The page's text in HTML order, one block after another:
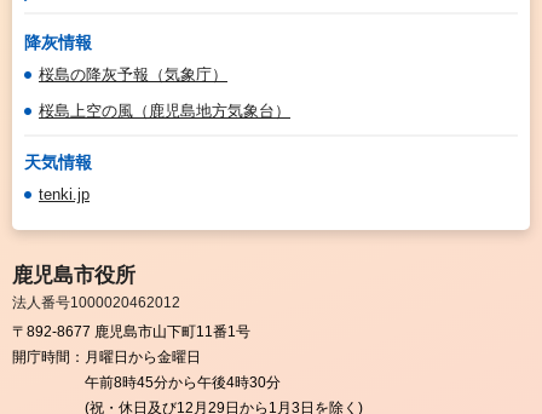
降灰情報
桜島の降灰予報（気象庁）
桜島上空の風（鹿児島地方気象台）
天気情報
tenki.jp
鹿児島市役所
法人番号1000020462012
〒892-8677 鹿児島市山下町11番1号
開庁時間： 月曜日から金曜日
午前8時45分から午後4時30分
(祝・休日及び12月29日から1月3日を除く)